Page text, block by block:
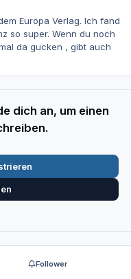
Europa Verlag. Ich fand
so super. Wenn du noch
da gucken , gibt auch
dich an, um einen
Follower